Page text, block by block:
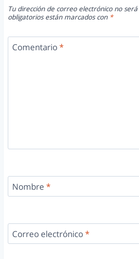
Tu dirección de correo electrónico no
obligatorios están marcados con *
Comentario*
Nombre *
Correo electrónico*